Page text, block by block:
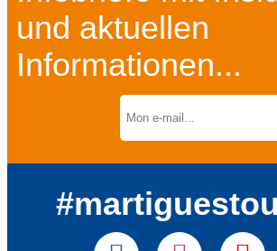
und aktuellen
Informationen...